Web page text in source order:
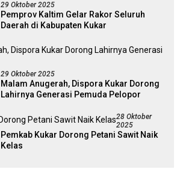
29 Oktober 2025
Pemprov Kaltim Gelar Rakor Seluruh
Daerah di Kabupaten Kukar
29 Oktober 2025
Malam Anugerah, Dispora Kukar Dorong
Lahirnya Generasi Pemuda Pelopor
28 Oktober
2025
Pemkab Kukar Dorong Petani Sawit Naik
Kelas